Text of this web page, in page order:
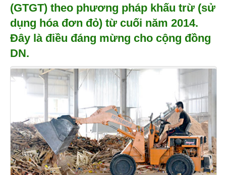
(GTGT) theo phương pháp khấu trừ (sử
dụng hóa đơn đỏ) từ cuối năm 2014.
Đây là điều đáng mừng cho cộng đồng
DN.